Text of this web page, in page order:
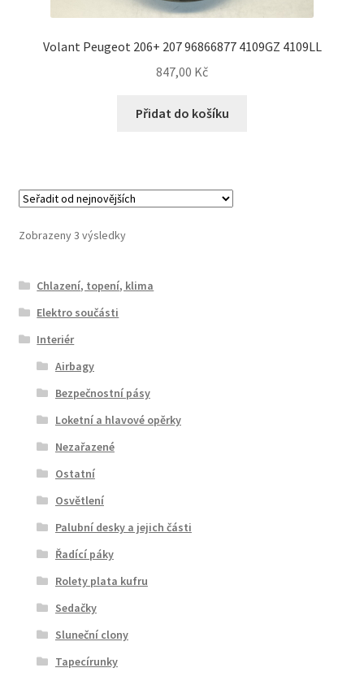
Volant Peugeot 206+ 207 96866877 4109GZ 4109LL
847,00 Kč
Přidat do košíku
Zobrazeny 3 výsledkySeřazeno
Chlazení, topení, klima
Elektro součásti
Interiér
Airbagy
Bezpečnostní pásy
Loketní a hlavové opěrky
Nezařazené
Ostatní
Osvětlení
Palubní desky a jejich části
Řadící páky
Rolety plata kufru
Sedačky
Sluneční clony
Tapecírunky